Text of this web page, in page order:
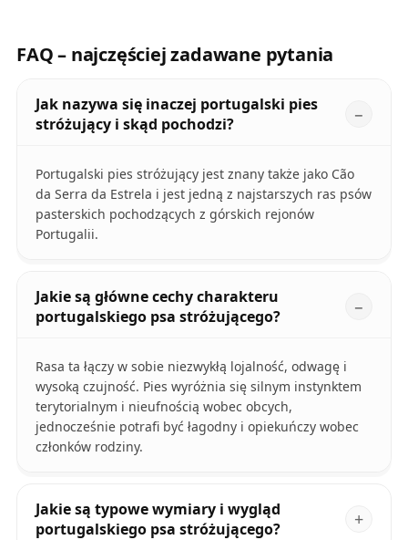
FAQ – najczęściej zadawane pytania
Jak nazywa się inaczej portugalski pies
stróżujący i skąd pochodzi?
Portugalski pies stróżujący jest znany także jako Cão
da Serra da Estrela i jest jedną z najstarszych ras psów
pasterskich pochodzących z górskich rejonów
Portugalii.
Jakie są główne cechy charakteru
portugalskiego psa stróżującego?
Rasa ta łączy w sobie niezwykłą lojalność, odwagę i
wysoką czujność. Pies wyróżnia się silnym instynktem
terytorialnym i nieufnością wobec obcych,
jednocześnie potrafi być łagodny i opiekuńczy wobec
członków rodziny.
Jakie są typowe wymiary i wygląd
portugalskiego psa stróżującego?